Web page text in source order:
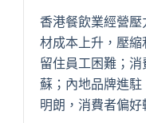
香港餐飲業經營
材成本上升，壓
留住員工困難；
蘇；內地品牌進
明朗，消費者偏